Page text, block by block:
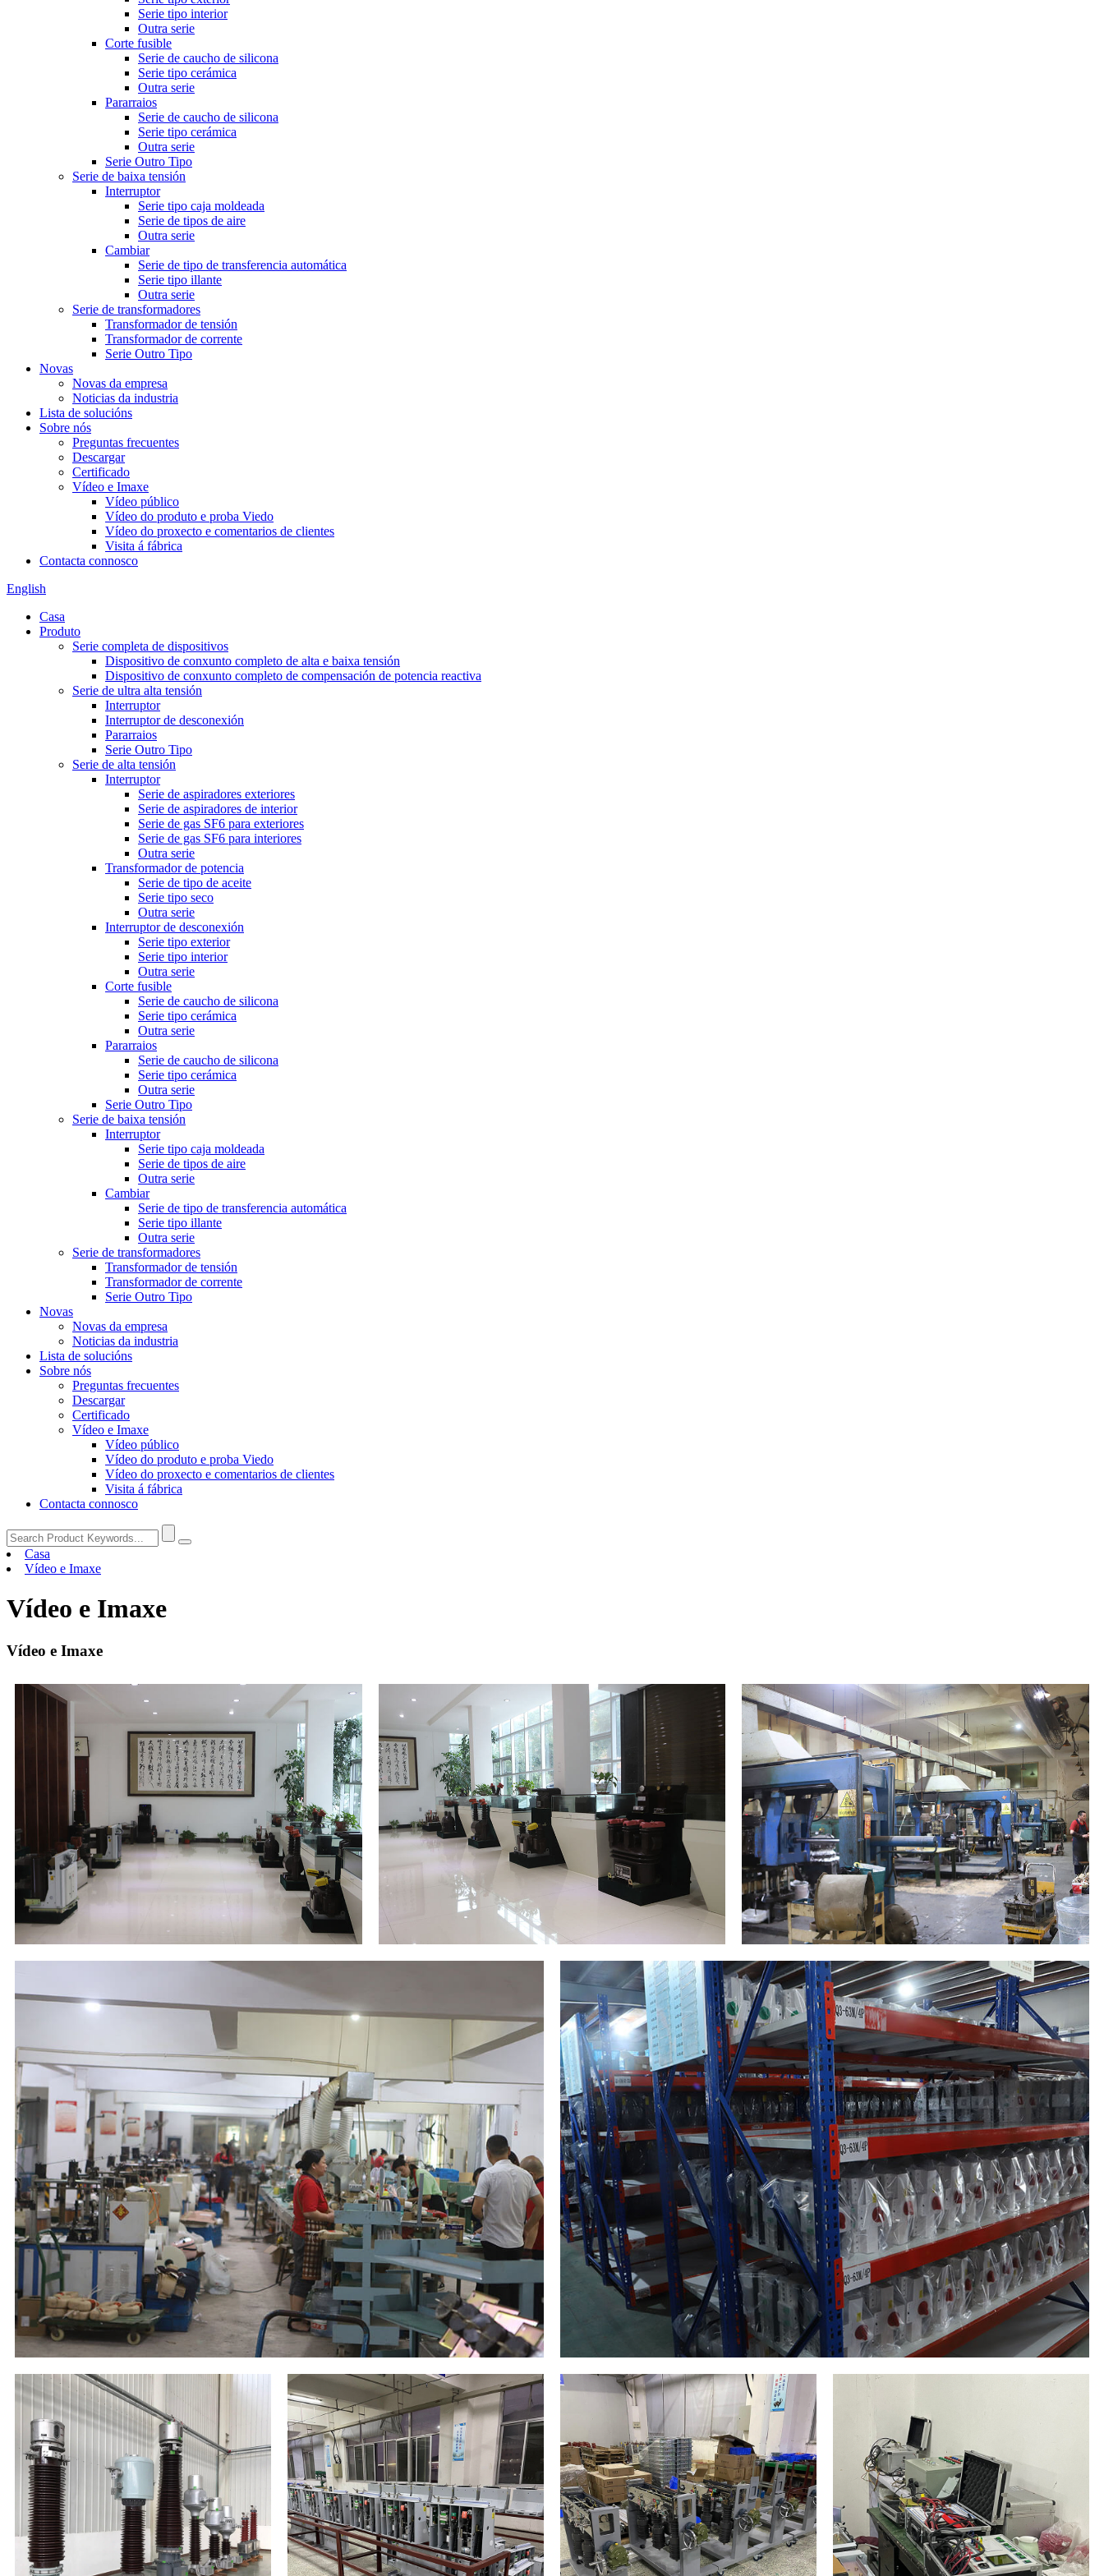
Serie tipo interior
Outra serie
Corte fusible
Serie de caucho de silicona
Serie tipo cerámica
Outra serie
Pararraios
Serie de caucho de silicona
Serie tipo cerámica
Outra serie
Serie Outro Tipo
Serie de baixa tensión
Interruptor
Serie tipo caja moldeada
Serie de tipos de aire
Outra serie
Cambiar
Serie de tipo de transferencia automática
Serie tipo illante
Outra serie
Serie de transformadores
Transformador de tensión
Transformador de corrente
Serie Outro Tipo
Novas
Novas da empresa
Noticias da industria
Lista de solucións
Sobre nós
Preguntas frecuentes
Descargar
Certificado
Vídeo e Imaxe
Vídeo público
Vídeo do produto e proba Viedo
Vídeo do proxecto e comentarios de clientes
Visita á fábrica
Contacta connosco
English
Casa
Produto
Serie completa de dispositivos
Dispositivo de conxunto completo de alta e baixa tensión
Dispositivo de conxunto completo de compensación de potencia reactiva
Serie de ultra alta tensión
Interruptor
Interruptor de desconexión
Pararraios
Serie Outro Tipo
Serie de alta tensión
Interruptor
Serie de aspiradores exteriores
Serie de aspiradores de interior
Serie de gas SF6 para exteriores
Serie de gas SF6 para interiores
Outra serie
Transformador de potencia
Serie de tipo de aceite
Serie tipo seco
Outra serie
Interruptor de desconexión
Serie tipo exterior
Serie tipo interior
Outra serie
Corte fusible
Serie de caucho de silicona
Serie tipo cerámica
Outra serie
Pararraios
Serie de caucho de silicona
Serie tipo cerámica
Outra serie
Serie Outro Tipo
Serie de baixa tensión
Interruptor
Serie tipo caja moldeada
Serie de tipos de aire
Outra serie
Cambiar
Serie de tipo de transferencia automática
Serie tipo illante
Outra serie
Serie de transformadores
Transformador de tensión
Transformador de corrente
Serie Outro Tipo
Novas
Novas da empresa
Noticias da industria
Lista de solucións
Sobre nós
Preguntas frecuentes
Descargar
Certificado
Vídeo e Imaxe
Vídeo público
Vídeo do produto e proba Viedo
Vídeo do proxecto e comentarios de clientes
Visita á fábrica
Contacta connosco
Casa
Vídeo e Imaxe
Vídeo e Imaxe
Vídeo e Imaxe